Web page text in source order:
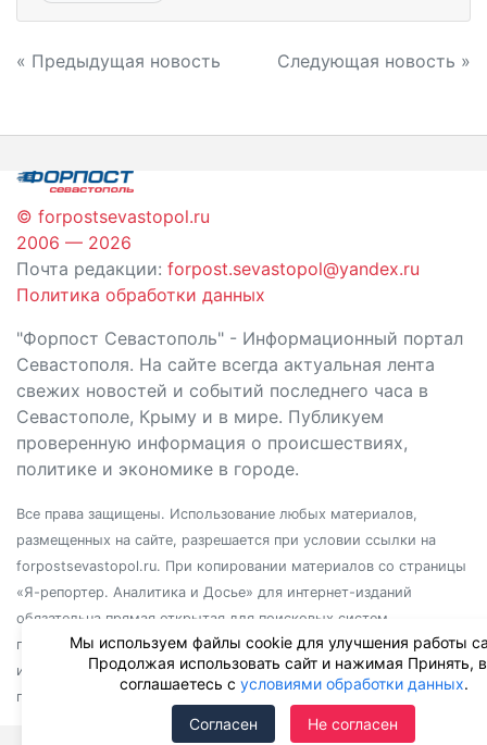
Навигация
записям
« Предыдущая новость Следующая новость »
© forpostsevastopol.ru
2006 — 2026
Почта редакции: forpost.sevastopol@yandex.ru
Политика обработки данных
"Форпост Севастополь" - Информационный портал
Севастополя. На сайте всегда актуальная лента
свежих новостей и событий последнего часа в
Севастополе, Крыму и в мире. Публикуем
проверенную информация о происшествиях,
политике и экономике в городе.
Все права защищены. Использование любых материалов,
размещенных на сайте, разрешается при условии ссылки на
forpostsevastopol.ru. При копировании материалов со страницы
«Я-репортер. Аналитика и Досье» для интернет-изданий
обязательна прямая открытая для поисковых систем
гиперссылка. Независимо от полного или частичного
использования материалов, ссылка должна быть размещена в
подзаголовке или первом абзаце материала.
Мы используем файлы cookie для улучшения работы
Продолжая использовать сайт и нажимая Принять,
соглашаетесь с условиями обработки данных.
Согласен Не согласен